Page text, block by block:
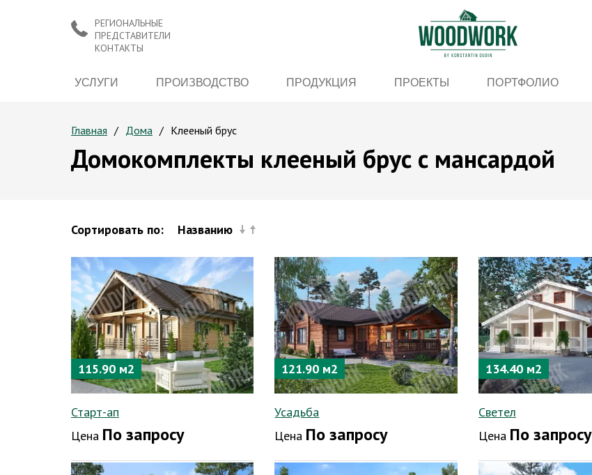
РЕГИОНАЛЬНЫЕ
ПРЕДСТАВИТЕЛИ
КОНТАКТЫ
УСЛУГИ ПРОИЗВОДСТВО ПРОДУКЦИЯ ПРОЕКТЫ ПОРТФОЛИО
Главная Дома Клееный брус
Домокомплекты клееный брус с мансардой
Сортировать по: Названию
115.90 м2
Старт-ап
Цена По запросу
121.90 м2
Усадьба
Цена По запросу
134.40 м2
Светел
Цена По запросу